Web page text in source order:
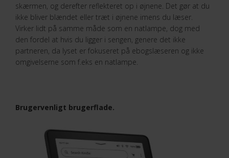
skærmen, og derefter reflekteret op i øjnene. Det gør at du
ikke bliver blændet eller træt i øjnene imens du læser.
Virker lidt på samme måde som en natlampe, dog med
den fordel at hvis du ligger i sengen, genere det ikke
partneren, da lyset er fokuseret på ebogslæseren og ikke
omgivelserne som f.eks en natlampe.
Brugervenligt brugerflade.